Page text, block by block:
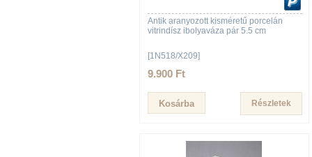
Antik aranyozott kisméretű porcelán
vitrindísz ibolyaváza pár 5.5 cm
[1N518/X209]
9.900 Ft
Részletek